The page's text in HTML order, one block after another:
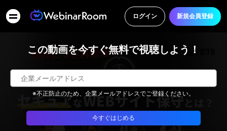
ログイン 新規会員登録
この動画を今すぐ無料で視聴しよう！
※不正防止のため、企業メールアドレスでご登録ください。
今すぐはじめる